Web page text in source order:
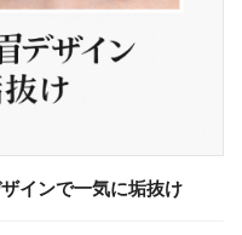
インで一気に垢抜け